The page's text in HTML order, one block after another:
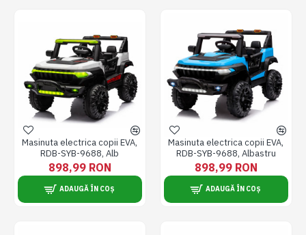
Masinuta electrica copii EVA,
RDB-SYB-9688, Alb
898,99 RON
ADAUGĂ ÎN COȘ
Masinuta electrica copii EVA,
RDB-SYB-9688, Albastru
898,99 RON
ADAUGĂ ÎN COȘ